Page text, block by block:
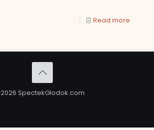
Read more
2026 SpectekGlodok.com